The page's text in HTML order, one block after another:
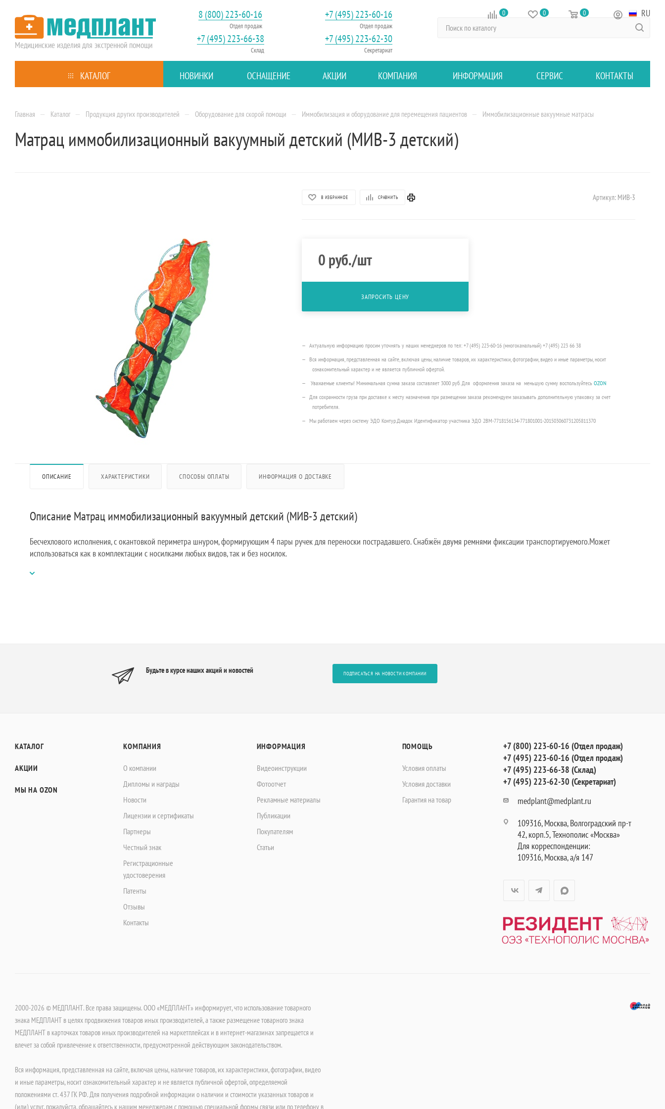
Медицинские изделиядля экстренной помощи
8 (800) 223-60-16
Отдел продаж
+7 (495) 223-60-16
Отдел продаж
+7 (495) 223-66-38
Склад
+7 (495) 223-62-30
Секретариат
0 0 0 RU
КАТАЛОГ НОВИНКИ ОСНАЩЕНИЕ АКЦИИ КОМПАНИЯ ИНФОРМАЦИЯ СЕРВИС КОНТАКТЫ
Главная — Каталог — Продукция других производителей — Оборудование для скорой помощи — Иммобилизация и оборудование для перемещения пациентов — Иммобилизационные вакуумные матрасы
Матрац иммобилизационный вакуумный детский (МИВ-3 детский)
В ИЗБРАННОЕ СРАВНИТЬ Артикул: МИВ-3
0руб./шт
ЗАПРОСИТЬ ЦЕНУ
Актуальную информацию просим уточнять у наших менеджеров по тел: +7 (495) 223-60-16 (многоканальный) +7 (495) 223 66 38
Вся информация, представленная на сайте, включая цены, наличие товаров, их характеристики, фотографии, видео и иные параметры, носит
ознакомительный характер и не является публичной офертой.
Уважаемые клиенты! Минимальная сумма заказа составляет 3000 руб. Для оформления заказа на меньшую сумму воспользуйтесьOZON
Для сохранности груза при доставке к месту назначения при размещении заказа рекомендуем заказывать дополнительную упаковку за счет
потребителя.
Мы работаем через систему ЭДО Контур.Диадок Идентификатор участника ЭДО 2BM-7718156134-771801001-201503060731205811370
ОПИСАНИЕ ХАРАКТЕРИСТИКИ СПОСОБЫ ОПЛАТЫ ИНФОРМАЦИЯ О ДОСТАВКЕ
Описание Матрац иммобилизационный вакуумный детский (МИВ-3 детский)
Бесчехлового исполнения, с окантовкой периметра шнуром, формирующим 4 пары ручек для переноски пострадавшего. Снабжён двумя ремнями фиксации транспортируемого.Может
использоваться как в комплектации с носилками любых видов, так и без носилок.
Будьте в курсе наших акций и новостей ПОДПИСАТЬСЯ НА НОВОСТИ КОМПАНИИ
КАТАЛОГ
АКЦИИ
МЫ НА OZON
КОМПАНИЯ
О компании
Дипломы и награды
Новости
Лицензии и сертификаты
Партнеры
Честный знак
Регистрационные
удостоверения
Патенты
Отзывы
Контакты
ИНФОРМАЦИЯ
Видеоинструкции
Фотоотчет
Рекламные материалы
Публикации
Покупателям
Статьи
ПОМОЩЬ
Условия оплаты
Условия доставки
Гарантия на товар
+7 (800) 223-60-16 (Отдел продаж)
+7 (495) 223-60-16 (Отдел продаж)
+7 (495) 223-66-38 (Склад)
+7 (495) 223-62-30 (Секретариат)
medplant@medplant.ru
109316, Москва, Волгоградский пр-т
42, корп.5, Технополис «Москва»
Для корреспонденции:
109316, Москва, а/я 147
2000-2026 © МЕДПЛАНТ. Все права защищены. ООО «МЕДПЛАНТ» информирует, что использование товарного
знака МЕДПЛАНТ в целях продвижения товаров иных производителей, а также размещение товарного знака
МЕДПЛАНТ в карточках товаров иных производителей на маркетплейсах и в интернет-магазинах запрещается и
влечет за собой привлечение к ответственности, предусмотренной действующим законодательством.
Вся информация, представленная на сайте, включая цены, наличие товаров, их характеристики, фотографии, видео
и иные параметры, носит ознакомительный характер и не является публичной офертой, определяемой
положениями ст. 437 ГК РФ. Для получения подробной информации о наличии и стоимости указанных товаров и
(или) услуг, пожалуйста, обращайтесь к нашим менеджерам с помощью специальной формы связи или по телефону в